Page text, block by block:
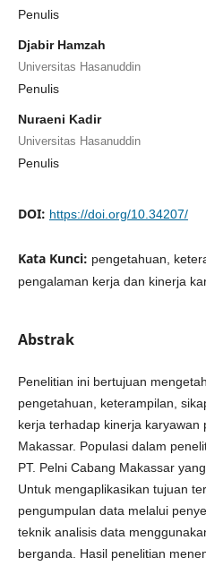
Penulis
Djabir Hamzah
Universitas Hasanuddin
Penulis
Nuraeni Kadir
Universitas Hasanuddin
Penulis
DOI: https://doi.org/10.34207/
Kata Kunci: pengetahuan,
pengalaman kerja dan kinerja
Abstrak
Penelitian ini bertujuan
pengetahuan, keterampilan,
kerja terhadap kinerja karyawan
Makassar. Populasi dalam
PT. Pelni Cabang Makassar
Untuk mengaplikasikan tujuan
pengumpulan data melalui
teknik analisis data
berganda. Hasil penelitian